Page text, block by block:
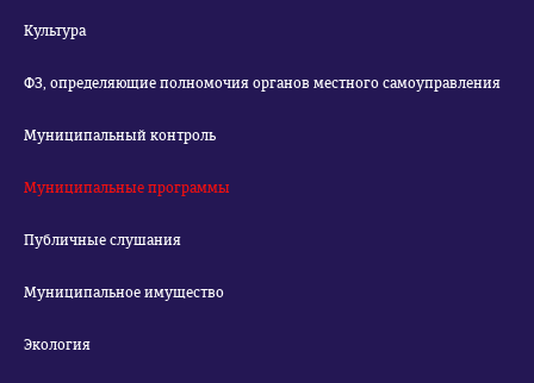
Культура
ФЗ, определяющие полномочия органов местного самоуправления
Муниципальный контроль
Муниципальные программы
Публичные слушания
Муниципальное имущество
Экология